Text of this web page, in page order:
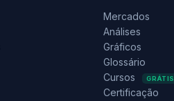
Mercados
Análises
Gráficos
Glossário
Cursos
GRÁTIS
Certificação